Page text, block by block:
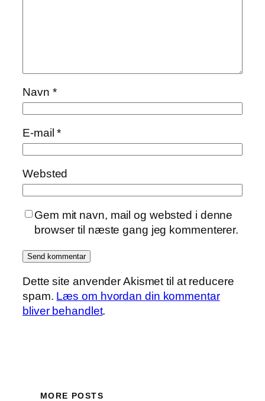
Navn *
E-mail*
Websted
Gem mit navn, mail og websted i denne
browser til næste gang jeg kommenterer.
Dette site anvender Akismet til at reducere
spam. Læs om hvordan din kommentar
bliver behandlet.
MORE POSTS